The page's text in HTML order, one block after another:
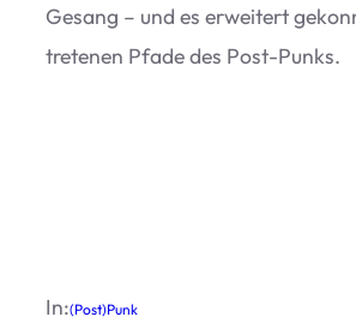
Gesang – und es erwei­tert
tre­te­nen Pfade des Post-Punks.
In:(Post)Punk